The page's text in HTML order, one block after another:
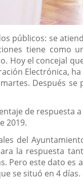
públicos: se
tiene como
Hoy el concejal
Electrónica,
Después se
de respuesta
2019.
del
la respuesta
Pero este dato es
se situó en 4 días.